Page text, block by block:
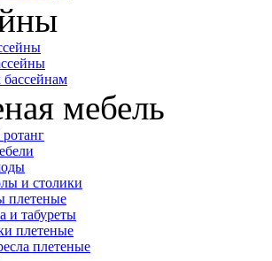
мебель
и столики
плетеные
и табуреты
плетеные
плетеные